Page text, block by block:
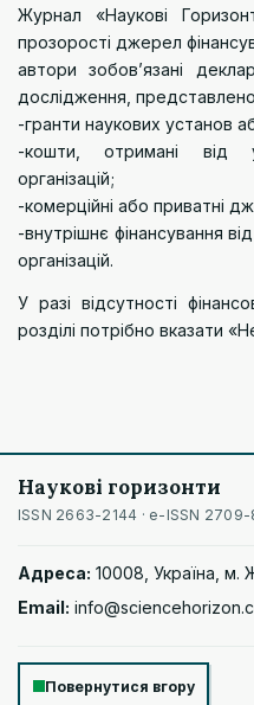
Журнал «Наукові
прозорості джерел
автори зобов’язані
дослідження,
-гранти наукових установ
-кошти, отримані від
організацій;
-комерційні або приватні
-внутрішнє фінансування
організацій.
У разі відсутності
розділі потрібно вказати
Наукові горизонти
ISSN 2663-2144 · e-ISSN
Адреса: 10008, Україна, м.
Email:
Повернутися вгору